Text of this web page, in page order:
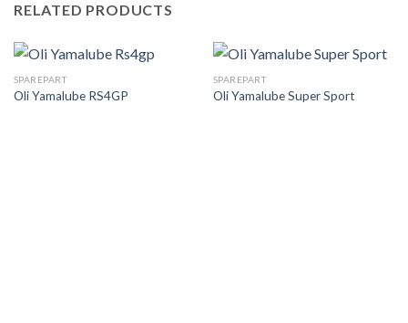
RELATED PRODUCTS
SPAREPART
Oli Yamalube RS4GP
SPAREPART
Oli Yamalube Super Sport